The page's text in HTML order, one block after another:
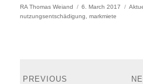
Author
RA Thomas Weiand
Posted
on
6. March 2017
nutzungsentschädigung
,markmiete
navigation
PREVIOUS